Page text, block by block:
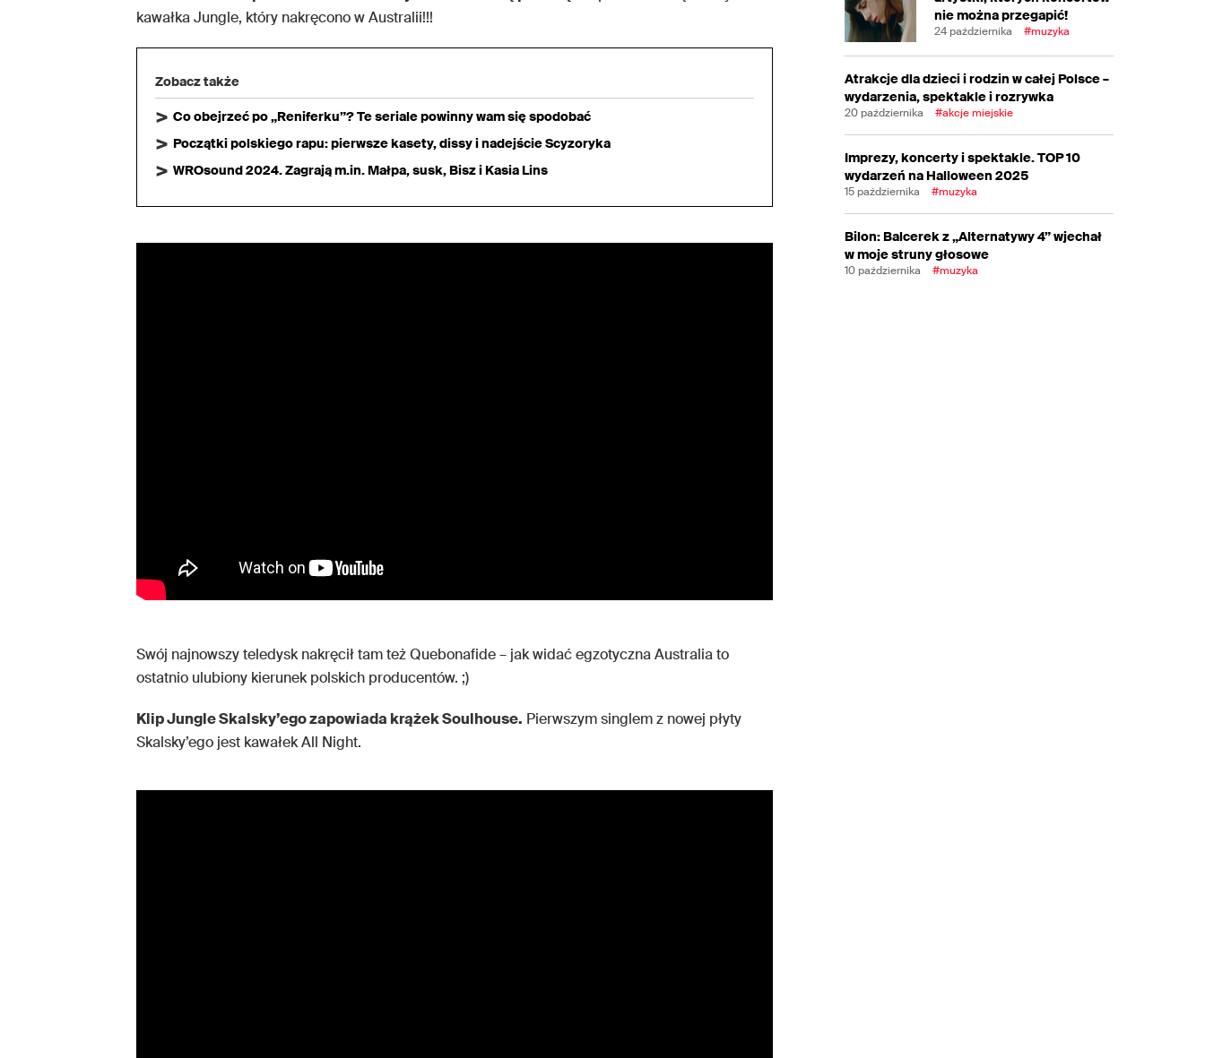
kawałka Jungle, który nakręcono w Australii!!!
Zobacz także
Co obejrzeć po „Reniferku”? Te seriale powinny wam się spodobać
Początki polskiego rapu: pierwsze kasety, dissy i nadejście Scyzoryka
WROsound 2024. Zagrają m.in. Małpa, susk, Bisz i Kasia Lins
Swój najnowszy teledysk nakręcił tam też Quebonafide – jak widać egzotyczna Australia to
ostatnio ulubiony kierunek polskich producentów. ;)
Klip Jungle Skalsky’ego zapowiada krążek Soulhouse. Pierwszym singlem z nowej płyty
Skalsky’ego jest kawałek All Night.
nie można przegapić!
24 października #muzyka
Atrakcje dla dzieci i rodzin w całej Polsce –
wydarzenia, spektakle i rozrywka
20 października #akcje miejskie
Imprezy, koncerty i spektakle. TOP 10
wydarzeń na Halloween 2025
15 października #muzyka
Bilon: Balcerek z „Alternatywy 4” wjechał
w moje struny głosowe
10 października #muzyka